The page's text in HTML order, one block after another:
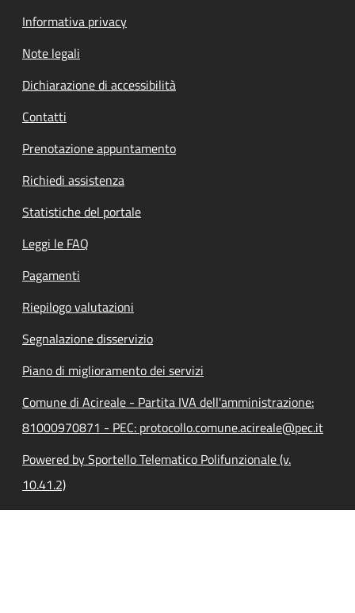
Informativa privacy
Note legali
Dichiarazione di accessibilità
Contatti
Prenotazione appuntamento
Richiedi assistenza
Statistiche del portale
Leggi le FAQ
Pagamenti
Riepilogo valutazioni
Segnalazione disservizio
Piano di miglioramento dei servizi
Comune di Acireale - Partita IVA dell'amministrazione:
81000970871 - PEC: protocollo.comune.acireale@pec.it
Powered by Sportello Telematico Polifunzionale (v.
10.41.2)